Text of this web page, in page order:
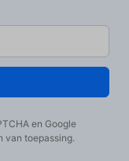
en Google
van toepassing.